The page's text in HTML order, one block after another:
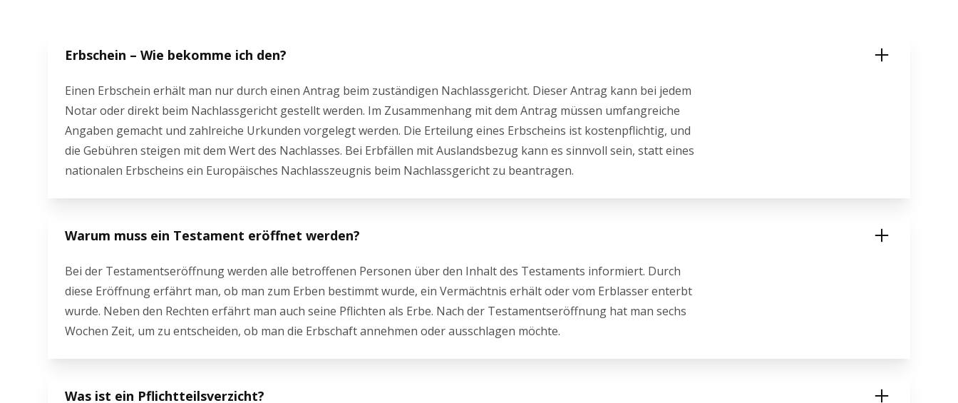
Erbschein – Wie bekomme ich den?
Einen Erbschein erhält man nur durch einen Antrag beim zuständigen Nachlassgericht. Dieser Antrag kann bei jedem
Notar oder direkt beim Nachlassgericht gestellt werden. Im Zusammenhang mit dem Antrag müssen umfangreiche
Angaben gemacht und zahlreiche Urkunden vorgelegt werden. Die Erteilung eines Erbscheins ist kostenpflichtig, und
die Gebühren steigen mit dem Wert des Nachlasses. Bei Erbfällen mit Auslandsbezug kann es sinnvoll sein, statt eines
nationalen Erbscheins ein Europäisches Nachlasszeugnis beim Nachlassgericht zu beantragen.
Warum muss ein Testament eröffnet werden?
Bei der Testamentseröffnung werden alle betroffenen Personen über den Inhalt des Testaments informiert. Durch
diese Eröffnung erfährt man, ob man zum Erben bestimmt wurde, ein Vermächtnis erhält oder vom Erblasser enterbt
wurde. Neben den Rechten erfährt man auch seine Pflichten als Erbe. Nach der Testamentseröffnung hat man sechs
Wochen Zeit, um zu entscheiden, ob man die Erbschaft annehmen oder ausschlagen möchte.
Was ist ein Pflichtteilsverzicht?